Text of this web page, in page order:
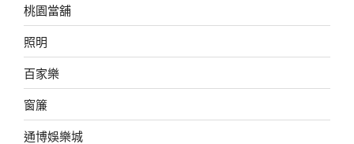
桃園當舖
照明
百家樂
窗簾
通博娛樂城